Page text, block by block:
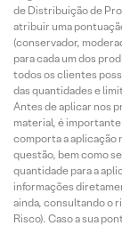
de Distribuição de
atribuir uma
(conservador,
para cada um dos
todos os clientes
das quantidades e
Antes de aplicar nos
material, é
comporta a aplicação
questão, bem como
quantidade para a
informações
ainda, consultando o
Risco). Caso a sua